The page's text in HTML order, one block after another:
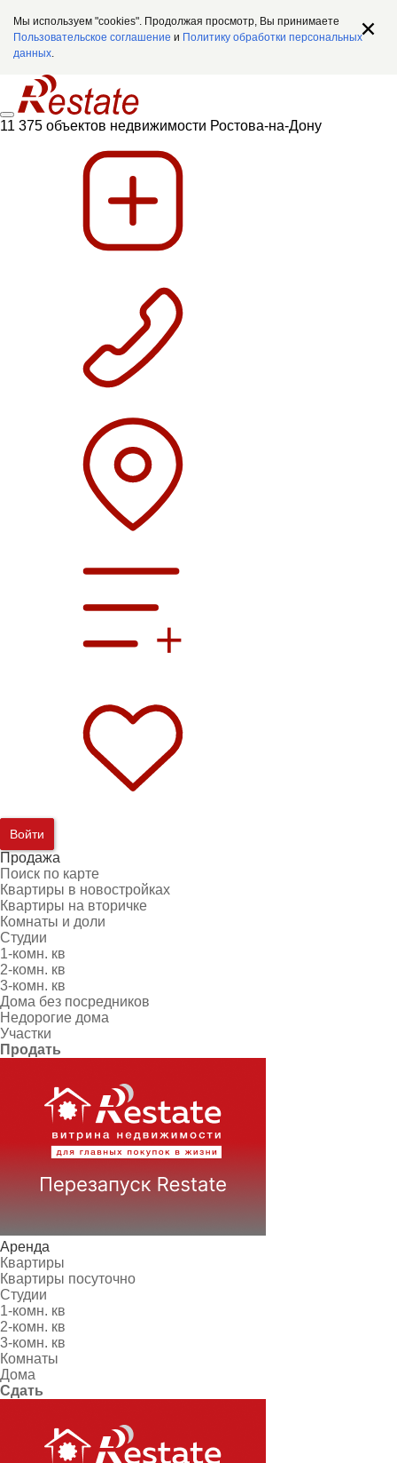
Мы используем "cookies". Продолжая просмотр, Вы принимаете
Пользовательское соглашение и Политику обработки персональных
данных.
11 375 объектов недвижимости Ростова-на-Дону
Войти
Продажа
Поиск по карте
Квартиры в новостройках
Квартиры на вторичке
Комнаты и доли
Студии
1-комн. кв
2-комн. кв
3-комн. кв
Дома без посредников
Недорогие дома
Участки
Продать
Аренда
Квартиры
Квартиры посуточно
Студии
1-комн. кв
2-комн. кв
3-комн. кв
Комнаты
Дома
Сдать